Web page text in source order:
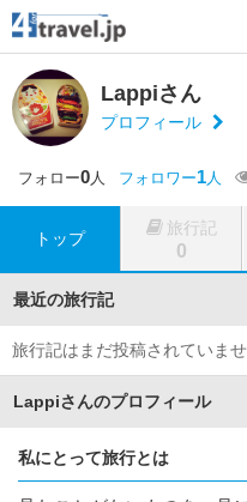
Lappiさん
プロフィール
フォロー0人 フォロワー1人
トップ
旅行記
0
最近の旅行記
旅行記はまだ投稿されていませ
Lappiさんのプロフィール
私にとって旅行とは